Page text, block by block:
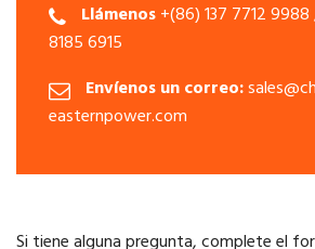
Llámenos+(86) 137 7712
8185 6915
Envíenos un correo:
easternpower.com
Si tiene alguna pregunta, complete el